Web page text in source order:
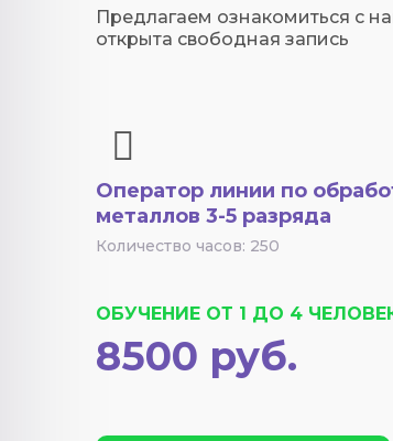
Предлагаем ознакомиться с
открыта свободная запись
Оператор линии по
металлов 3-5 разряда
Количество часов: 250
ОБУЧЕНИЕ ОТ 1 ДО 4
8500 руб.